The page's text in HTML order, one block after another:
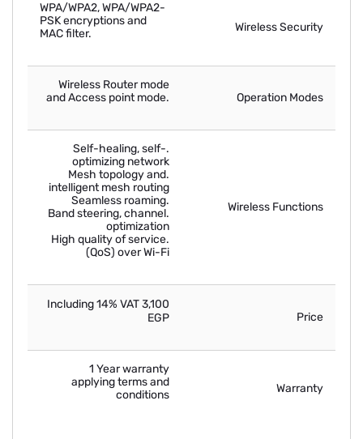
Wireless Security
WPA/WPA2, WPA/WPA2-
PSK encryptions and
MAC filter.
Operation Modes
Wireless Router mode
and Access point mode.
Wireless Functions
.Self-healing, self-
optimizing network
.Mesh topology and
intelligent mesh routing
.Seamless roaming
.Band steering, channel
optimization
.High quality of service
(QoS) over Wi-Fi
Price
3,100 Including 14% VAT
EGP
Warranty
1 Year warranty
applying terms and
conditions